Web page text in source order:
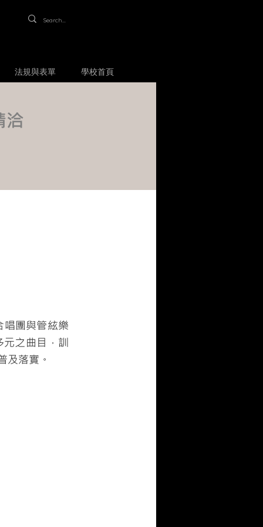
法規與表單 學校首頁
洽
唱團與管絃樂
之曲目，訓
及落實。